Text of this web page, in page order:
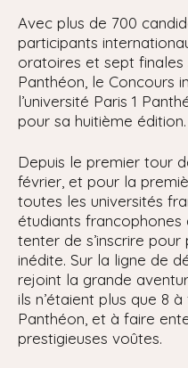
Avec plus de 700
participants
oratoires et sept
Panthéon, le Concours
l’université Paris 1
pour sa huitième édition.
Depuis le premier tour
février, et pour la
toutes les universités
étudiants
tenter de s’inscrire
inédite. Sur la ligne de
rejoint la grande
ils n’étaient plus que 8
Panthéon, et à faire
prestigieuses voûtes.